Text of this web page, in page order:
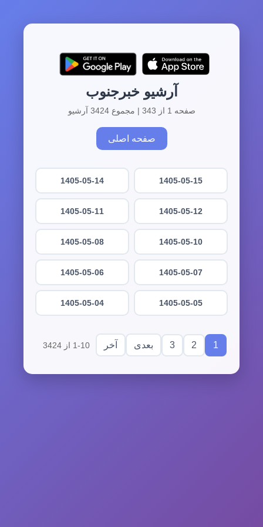
آرشیو خبرجنوب
صفحه 1 از 343 | مجموع 3424 آرشیو
صفحه اصلی
1405-05-15
1405-05-14
1405-05-12
1405-05-11
1405-05-10
1405-05-08
1405-05-07
1405-05-06
1405-05-05
1405-05-04
1
2
3 بعدی آخر 1-10 از 3424